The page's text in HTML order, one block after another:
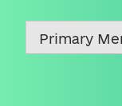
Primary